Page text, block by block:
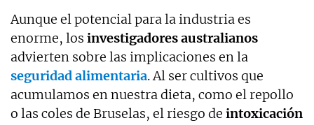
Aunque el potencial para la industria es
enorme, los investigadores australianos
advierten sobre las implicaciones en la
seguridad alimentaria. Al ser cultivos que
acumulamos en nuestra dieta, como el repollo
o las coles de Bruselas, el riesgo de intoxicación